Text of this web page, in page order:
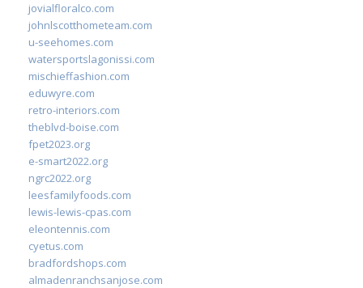
jovialfloralco.com
johnlscotthometeam.com
u-seehomes.com
watersportslagonissi.com
mischieffashion.com
eduwyre.com
retro-interiors.com
theblvd-boise.com
fpet2023.org
e-smart2022.org
ngrc2022.org
leesfamilyfoods.com
lewis-lewis-cpas.com
eleontennis.com
cyetus.com
bradfordshops.com
almadenranchsanjose.com